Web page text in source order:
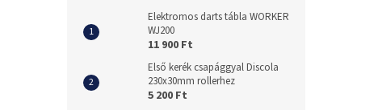
Elektromos darts tábla WORKER
WJ200
11 900 Ft
Első kerék csapággyal Discola
230x30mm rollerhez
5 200 Ft